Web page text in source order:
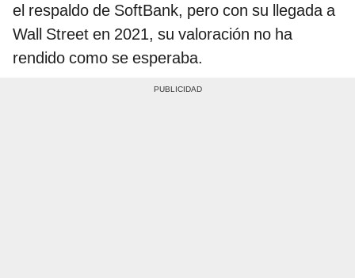
el respaldo de SoftBank, pero con su llegada a
Wall Street en 2021, su valoración no ha
rendido como se esperaba.